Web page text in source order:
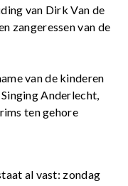
van Dirk Van de
zangeressen van de
van de kinderen
Anderlecht,
ten gehore
al vast: zondag